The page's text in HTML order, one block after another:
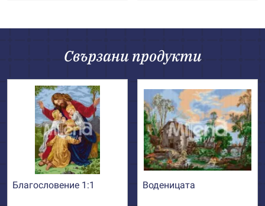
Свързани продукти
Благословение 1:1 Воденицата